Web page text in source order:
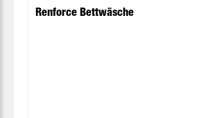
Renforce Bettwäsche